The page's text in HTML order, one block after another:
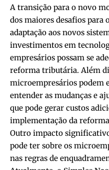
A transição para o novo
dos maiores desafios para
adaptação aos novos
investimentos em
empresários possam se
reforma tributária. Além
microempresários podem
entender as mudanças e
que pode gerar custos
implementação da
Outro impacto
pode ter sobre os
nas regras de